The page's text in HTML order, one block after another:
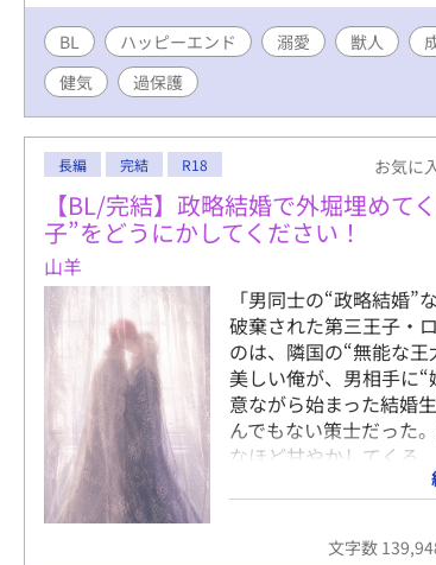
BL ハッピーエンド 溺愛 獣人
健気
過保護
長編 完結 R18 お気に
【BL/完結】政略結婚で外堀埋めて
子”をどうにかしてください！
山羊
「男同士の“政略結婚
破棄された第三王子・
のは、隣国の“無能な
美しい俺が、男相手に
意ながら始まった結婚
んでもない策士だった
なほど甘やかしてくる
ない。 ロイディは婚
める。 こう見えて前世
にも利益をもたらしな
文字数